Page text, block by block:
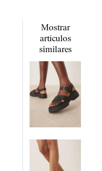
Mostrar
artículos
similares